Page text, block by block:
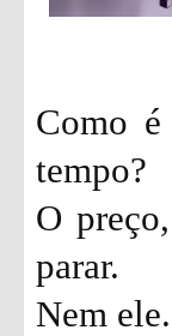
Como
tempo?
O
parar.
Nem